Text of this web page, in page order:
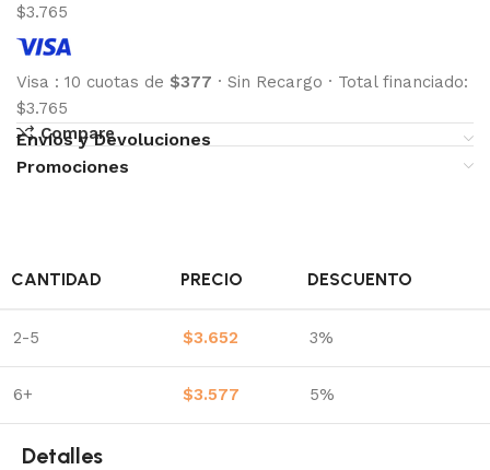
$3.765
Visa : 10 cuotas de $377 · Sin Recargo · Total financiado:
$3.765
Compare
Envíos y Devoluciones
Promociones
CANTIDAD PRECIO DESCUENTO
2-5 $3.652 3%
6+ $3.577 5%
Detalles